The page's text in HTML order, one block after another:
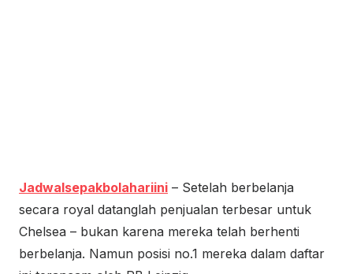
Jadwalsepakbolahariini – Setelah berbelanja
secara royal datanglah penjualan terbesar untuk
Chelsea – bukan karena mereka telah berhenti
berbelanja. Namun posisi no.1 mereka dalam daftar